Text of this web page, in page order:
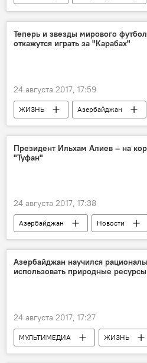
Происшествия
Новости
расследование
Теперь и звезды мирового
откажутся играть за "Карабах"
24 августа 2017, 17:59
ЖИЗНЬ Азербайджан
Новости
Агасалим
Вагиф Садыгов
Трансфер
Президент Ильхам Алиев – на
"Туфан"
24 августа 2017, 17:38
Азербайджан
Новости
Ильхам Алиев
Государственная пограничная
"Туфан"
Азербайджан научился
использовать природные ресурсы
24 августа 2017, 17:27
МУЛЬТИМЕДИА
ЖИЗНЬ
Азербайджан
Видео